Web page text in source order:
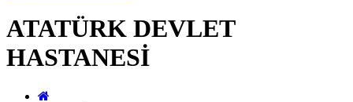
ATATÜRK DEVLET
HASTANESİ